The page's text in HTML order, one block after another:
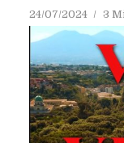
24/07/2024
3